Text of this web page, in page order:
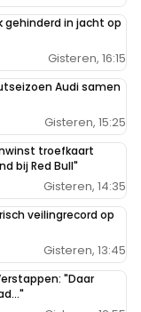
gehinderd in jacht op
Gisteren, 16:15
Audi samen
Gisteren, 15:25
troefkaart
bij Red Bull"
Gisteren, 14:35
veilingrecord op
Gisteren, 13:45
"Daar